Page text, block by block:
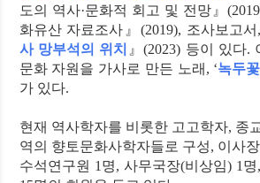
도의 역사·문화적 회고 및 전망』
화유산 자료조사』(2019), 조사보고
사 망부석의 위치 』(2023) 등이 있다.
문화 자원을 가사로 만든 노래, ‘녹두
가 있다.
현재 역사학자를 비롯한 고고학자, 종
역의 향토문화사학자들로 구성, 이사
수석연구원 1명, 사무국장(비상임) 1